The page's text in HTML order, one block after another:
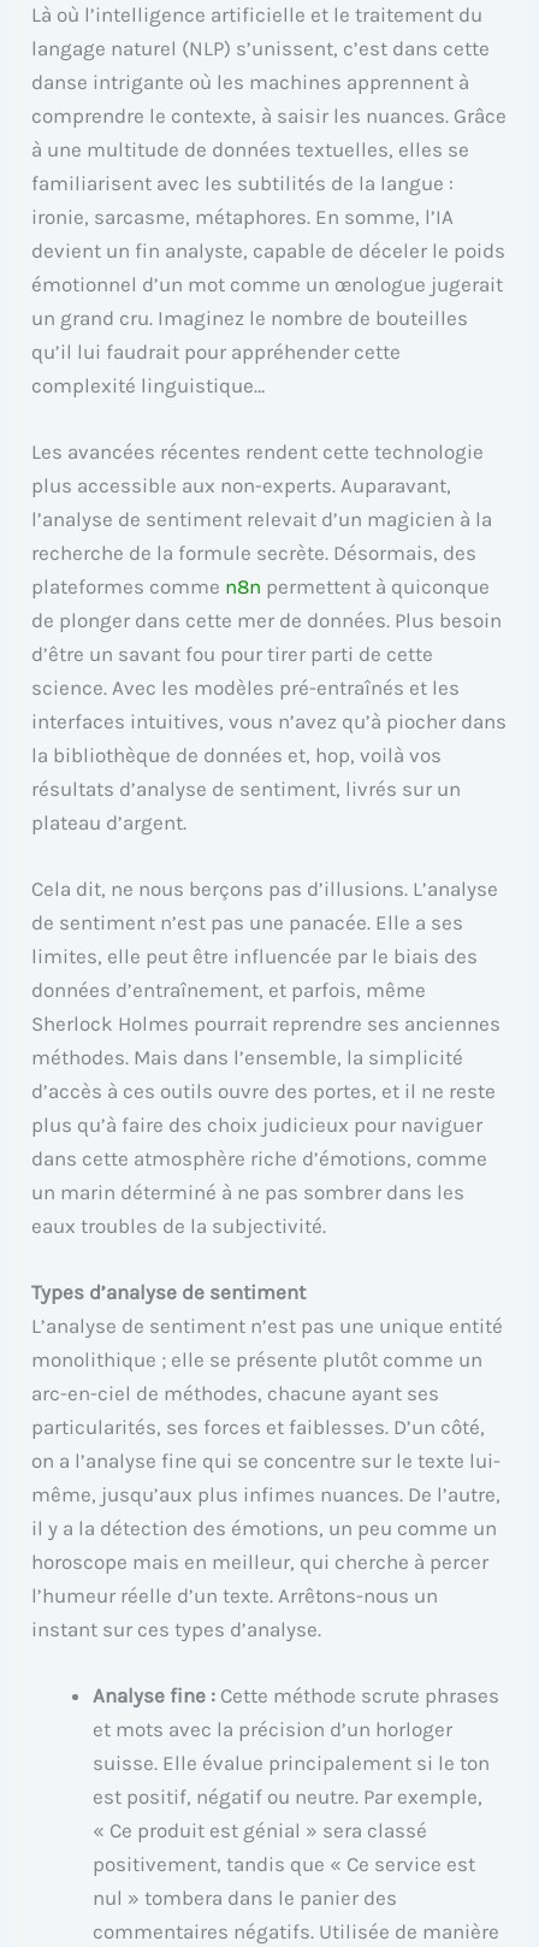
Là où l’intelligence artificielle et le traitement du
langage naturel (NLP) s’unissent, c’est dans cette
danse intrigante où les machines apprennent à
comprendre le contexte, à saisir les nuances. Grâce
à une multitude de données textuelles, elles se
familiarisent avec les subtilités de la langue :
ironie, sarcasme, métaphores. En somme, l’IA
devient un fin analyste, capable de déceler le poids
émotionnel d’un mot comme un œnologue jugerait
un grand cru. Imaginez le nombre de bouteilles
qu’il lui faudrait pour appréhender cette
complexité linguistique…
Les avancées récentes rendent cette technologie
plus accessible aux non-experts. Auparavant,
l’analyse de sentiment relevait d’un magicien à la
recherche de la formule secrète. Désormais, des
plateformes comme n8n permettent à quiconque
de plonger dans cette mer de données. Plus besoin
d’être un savant fou pour tirer parti de cette
science. Avec les modèles pré-entraînés et les
interfaces intuitives, vous n’avez qu’à piocher dans
la bibliothèque de données et, hop, voilà vos
résultats d’analyse de sentiment, livrés sur un
plateau d’argent.
Cela dit, ne nous berçons pas d’illusions. L’analyse
de sentiment n’est pas une panacée. Elle a ses
limites, elle peut être influencée par le biais des
données d’entraînement, et parfois, même
Sherlock Holmes pourrait reprendre ses anciennes
méthodes. Mais dans l’ensemble, la simplicité
d’accès à ces outils ouvre des portes, et il ne reste
plus qu’à faire des choix judicieux pour naviguer
dans cette atmosphère riche d’émotions, comme
un marin déterminé à ne pas sombrer dans les
eaux troubles de la subjectivité.
Types d’analyse de sentiment
L’analyse de sentiment n’est pas une unique entité
monolithique ; elle se présente plutôt comme un
arc-en-ciel de méthodes, chacune ayant ses
particularités, ses forces et faiblesses. D’un côté,
on a l’analyse fine qui se concentre sur le texte lui-
même, jusqu’aux plus infimes nuances. De l’autre,
il y a la détection des émotions, un peu comme un
horoscope mais en meilleur, qui cherche à percer
l’humeur réelle d’un texte. Arrêtons-nous un
instant sur ces types d’analyse.
Analyse fine : Cette méthode scrute phrases
et mots avec la précision d’un horloger
suisse. Elle évalue principalement si le ton
est positif, négatif ou neutre. Par exemple,
« Ce produit est génial » sera classé
positivement, tandis que « Ce service est
nul » tombera dans le panier des
commentaires négatifs. Utilisée de manière